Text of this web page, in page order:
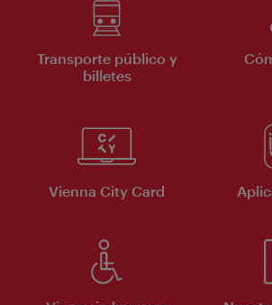
Transporte público y
billetes
Vienna City Card